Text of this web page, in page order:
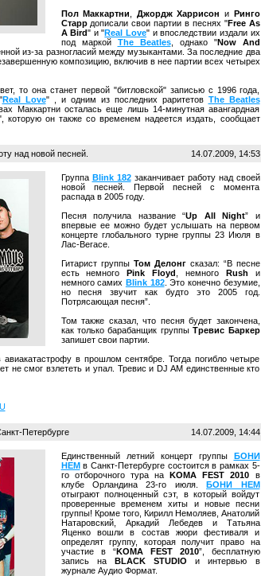
Пол Маккартни
Джордж Харрисон и Ринго
Старрдописали свои партии в песнях "Free As
A Bird" и "Real Love" и впоследствии издали их
под маркой The Beatles, однако "Now And
из-за разногласий между музыкантами. За последние два
композицию, включив в нее партии всех четырех
то она станет первой "битловской" записью с 1996 года,
Real Love" , и одним из последних раритетов The Beatles
Маккартни осталась еще лишь 14-минутная авангардная
которую он также со временем надеется издать, сообщает
над новой песней. 14.07.2009, 14:53
Группа Blink 182заканчивает работу над своей
новой песней. Первой песней с момента
распада в 2005 году.
Песня получила название “Up All Night” и
впервые ее можно будет услышать на первом
концерте глобального турне группы 23 Июля в
Лас-Вегасе.
Гитарист группы Том Делонгсказал: “В песне
есть немногоPink Floyd , немного Rush и
немного самих Blink 182. Это конечно безумие,
но песня звучит как будто это 2005 год.
Потрясающая песня”.
Том также сказал, что песня будет закончена,
как только барабанщик группыТревис Баркер
запишет свои партии.
в прошлом сентябре. Тогда погибло четыре
не смог взлететь и упал. Тревис и DJ AM единственные кто
Петербурге 14.07.2009, 14:44
Единственный летний концерт группы БОНИ
НЕМв Санкт-Петербурге состоится в рамках 5-
го отборочного тура наKOMA FEST 2010 в
клубе Орландина 23-го июля.БОНИ НЕМ
отыграют полноценный сэт, в который войдут
проверенные временем хиты и новые песни
группы! Кроме того, Кирилл Немоляев, Анатолий
Натаровский, Аркадий Лебедев и Татьяна
Яценко вошли в состав жюри фестиваля и
определят группу, которая получит право на
участие в “KOMA FEST 2010”, бесплатную
запись на BLACK STUDIO и интервью в
журнале Аудио Формат.